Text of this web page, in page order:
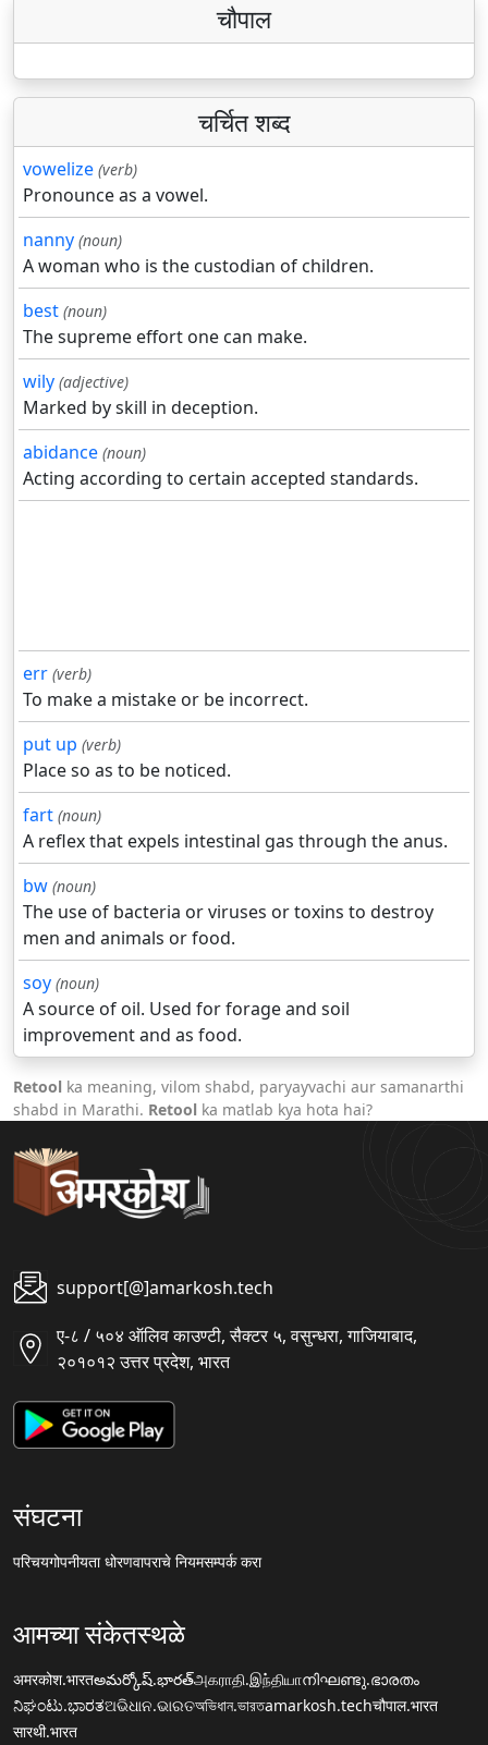
चौपाल
चर्चित शब्द
vowelize (verb)
Pronounce as a vowel.
nanny (noun)
A woman who is the custodian of children.
best (noun)
The supreme effort one can make.
wily (adjective)
Marked by skill in deception.
abidance (noun)
Acting according to certain accepted standards.
err (verb)
To make a mistake or be incorrect.
put up (verb)
Place so as to be noticed.
fart (noun)
A reflex that expels intestinal gas through the anus.
bw (noun)
The use of bacteria or viruses or toxins to destroy
men and animals or food.
soy (noun)
A source of oil. Used for forage and soil
improvement and as food.
Retool ka meaning, vilom shabd, paryayvachi aur samanarthi
shabd in Marathi. Retool ka matlab kya hota hai?
support[@]amarkosh.tech
ए-८ / ५०४ ऑलिव काउण्टी, सैक्टर ५, वसुन्धरा, गाजियाबाद,
२०१०१२ उत्तर प्रदेश, भारत
संघटना
परिचयगोपनीयता धोरणवापराचे नियमसम्पर्क करा
आमच्या संकेतस्थळे
अमरकोश.भारतఅమర్కోష్.భారత్அகராதி.இந்தியாനിഘണ്ടു.ഭാരതം
ನಿಘಂಟು.ಭಾರತଅଭିଧାନ.ଭାରତঅভিধান.ভারতamarkosh.techचौपाल.भारत
सारथी.भारत